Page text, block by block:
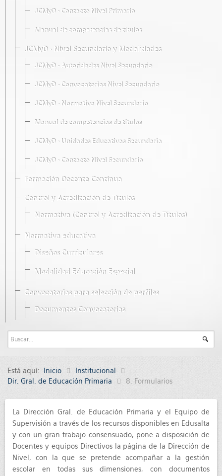
JCMyD · Contacto Nivel Primario
Manual de competencias de títulos
JCMyD · Nivel Secundario y Modalidades
JCMyD · Autoridades Nivel Secundario
JCMyD · Convocatorias Nivel Secundario
JCMyD · Normativa Nivel Secundario
Manual de competencias de títulos
JCMyD · Unidades Educativas Secundaria
JCMyD · Contacto Nivel Secundario
Formación Docente Continua
Control y Acreditación de Títulos
Normativa (Control y Acreditación de Títulos)
Normativa educativa
Diseños Curriculares
Modalidad Educación Especial
Convocatorias para selección de perfiles
Documentos Convocatorias
Está aquí: Inicio
Institucional
Dir. Gral. de Educación Primaria
8. Formularios
La Dirección Gral. de Educación Primaria y el Equipo de
Supervisión a través de los recursos disponibles en Edusalta
y con un gran trabajo consensuado, pone a disposición de
Docentes y equipos Directivos la página de la Dirección de
Nivel, con la que se pretende acompañar a la gestión
escolar en todas sus dimensiones, con documentos